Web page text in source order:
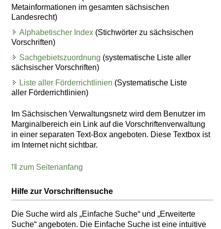
Metainformationen im gesamten sächsischen
Landesrecht)
Alphabetischer Index (Stichwörter zu sächsischen
Vorschriften)
Sachgebietszuordnung (systematische Liste aller
sächsischer Vorschriften)
Liste aller Förderrichtlinien (Systematische Liste
aller Förderrichtlinien)
Im Sächsischen Verwaltungsnetz wird dem Benutzer im
Marginalbereich ein Link auf die Vorschriftenverwaltung
in einer separaten Text-Box angeboten. Diese Textbox ist
im Internet nicht sichtbar.
zum Seitenanfang
Hilfe zur Vorschriftensuche
Die Suche wird als „Einfache Suche“ und „Erweiterte
Suche“ angeboten. Die Einfache Suche ist eine intuitive